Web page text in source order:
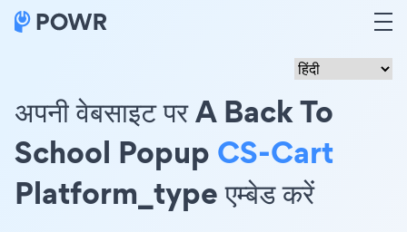
अपनी वेबसाइट पर A Back To
School Popup CS-Cart
Platform_type एम्बेड करें